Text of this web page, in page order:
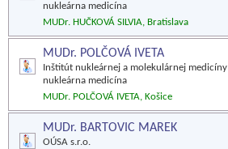
nukleárna medicína
MUDr. HUČKOVÁ SILVIA, Bratislava
MUDr. POLČOVÁ IVETA
Inštitút nukleárnej a molekulárnej medicíny
nukleárna medicína
MUDr. POLČOVÁ IVETA, Košice
MUDr. BARTOVIC MAREK
OÚSA s.r.o.